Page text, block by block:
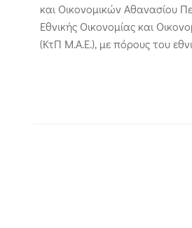
και Οικονομικών Αθανασίου
Εθνικής Οικονομίας και
(ΚτΠ Μ.Α.Ε.), με πόρους του